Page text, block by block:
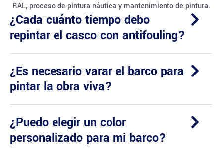
RAL, proceso de pintura náutica y mantenimiento de pintura.
¿Cada cuánto tiempo debo
repintar el casco con antifouling?
¿Es necesario varar el barco para
pintar la obra viva?
¿Puedo elegir un color
personalizado para mi barco?